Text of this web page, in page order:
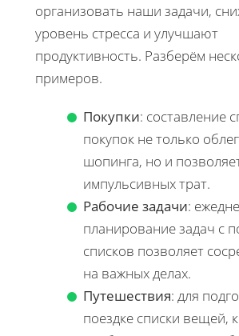
организовать наши задачи,
уровень стресса и улучшают
продуктивность. Разберём
примеров.
Покупки: составление
покупок не только
шопинга, но и
импульсивных трат.
Рабочие задачи:
планирование задач с
списков позволяет
на важных делах.
Путешествия: для
поездке списки вещей,